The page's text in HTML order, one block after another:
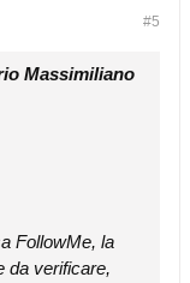
#5
Massimiliano
FollowMe, la
da verificare,